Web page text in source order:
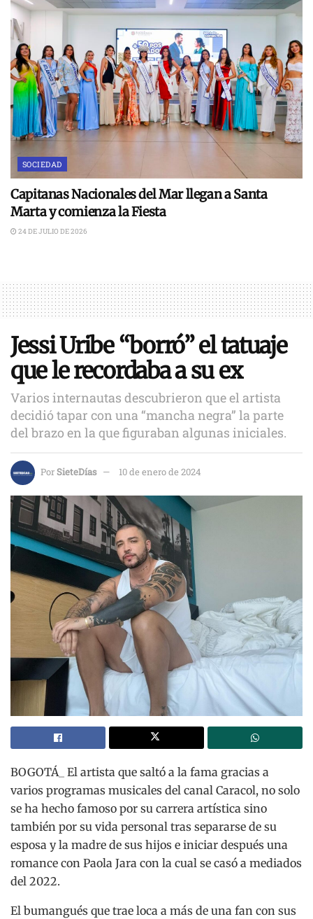
SOCIEDAD
Capitanas Nacionales del Mar llegan a Santa
Marta y comienza la Fiesta
24 DE JULIO DE 2026
Jessi Uribe “borró” el tatuaje
que le recordaba a su ex
Varios internautas descubrieron que el artista
decidió tapar con una “mancha negra” la parte
del brazo en la que figuraban algunas iniciales.
PorSieteDías 10 de enero de 2024
BOGOTÁ_ El artista que saltó a la fama gracias a
varios programas musicales del canal Caracol, no solo
se ha hecho famoso por su carrera artística sino
también por su vida personal tras separarse de su
esposa y la madre de sus hijos e iniciar después una
romance con Paola Jara con la cual se casó a mediados
del 2022.
El bumangués que trae loca a más de una fan con sus